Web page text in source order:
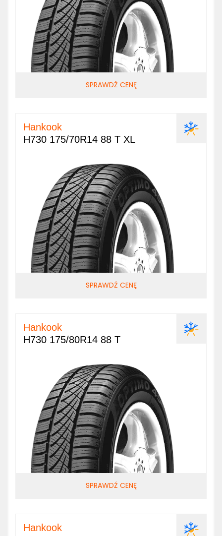
SPRAWDŹ CENĘ
Hankook
H730 175/70R14 88 T XL
SPRAWDŹ CENĘ
Hankook
H730 175/80R14 88 T
SPRAWDŹ CENĘ
Hankook